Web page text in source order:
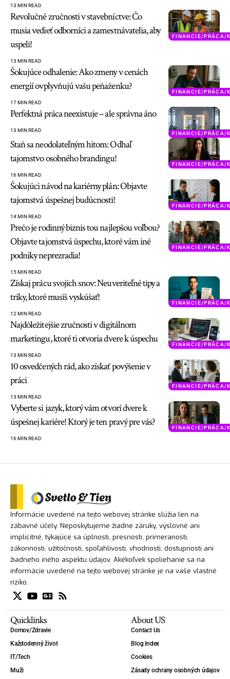
13 MIN READ
FINANCIE/PRÁCA/
Revolučné zručnosti v stavebníctve: Čo
musia vedieť odborníci a zamestnávatelia, aby
uspeli!
13 MIN READ
FINANCIE/PRÁCA/
Šokujúce odhalenie: Ako zmeny v cenách
energií ovplyvňujú vašu peňaženku?
17 MIN READ
FINANCIE/PRÁCA/
Perfektná práca neexistuje – ale správna áno
13 MIN READ
FINANCIE/PRÁCA/
Staň sa neodolateľným hitom: Odhaľ
tajomstvo osobného brandingu!
16 MIN READ
FINANCIE/PRÁCA/
Šokujúci návod na kariérny plán: Objavte
tajomstvá úspešnej budúcnosti!
14 MIN READ
FINANCIE/PRÁCA/
Prečo je rodinný biznis tou najlepšou voľbou?
Objavte tajomstvá úspechu, ktoré vám iné
podniky neprezradia!
15 MIN READ
FINANCIE/PRÁCA/
Získaj prácu svojich snov: Neuveriteľné tipy a
triky, ktoré musíš vyskúšať!
12 MIN READ
FINANCIE/PRÁCA/
Najdôležitejšie zručnosti v digitálnom
marketingu, ktoré ti otvoria dvere k úspechu
13 MIN READ
FINANCIE/PRÁCA/
10 osvedčených rád, ako získať povýšenie v
práci
13 MIN READ
FINANCIE/PRÁCA/
Vyberte si jazyk, ktorý vám otvorí dvere k
úspešnej kariére! Ktorý je ten pravý pre vás?
16 MIN READ
Informácie uvedené na tejto webovej stránke slúžia len na
zábavné účely. Neposkytujeme žiadne záruky, výslovné ani
implicitné, týkajúce sa úplnosti, presnosti, primeranosti,
zákonnosti, užitočnosti, spoľahlivosti, vhodnosti, dostupnosti ani
žiadneho iného aspektu údajov. Akékoľvek spoliehanie sa na
informácie uvedené na tejto webovej stránke je na vaše vlastné
riziko.
Quicklinks
Domov/Zdravie
Každodenný život
IT/Tech
Muži
About US
Contact Us
Blog Index
Cookies
Zásady ochrany osobných údajov